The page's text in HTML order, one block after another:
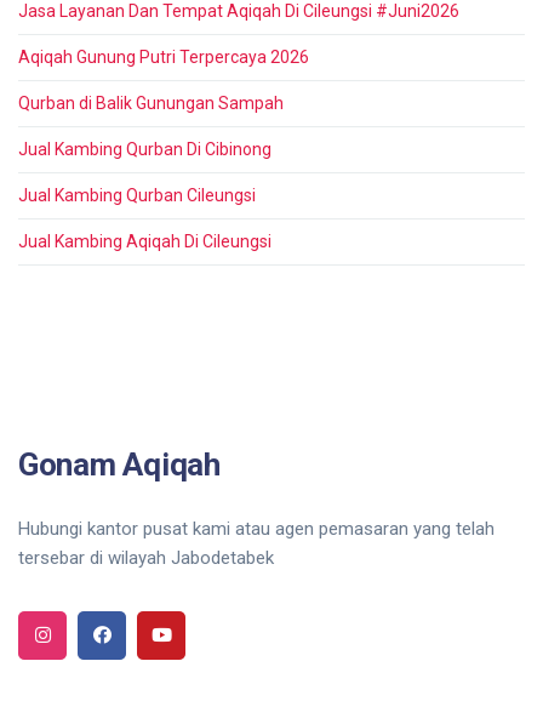
Jasa Layanan Dan Tempat Aqiqah Di Cileungsi #Juni2026
Aqiqah Gunung Putri Terpercaya 2026
Qurban di Balik Gunungan Sampah
Jual Kambing Qurban Di Cibinong
Jual Kambing Qurban Cileungsi
Jual Kambing Aqiqah Di Cileungsi
Gonam Aqiqah
Hubungi kantor pusat kami atau agen pemasaran yang telah
tersebar di wilayah Jabodetabek